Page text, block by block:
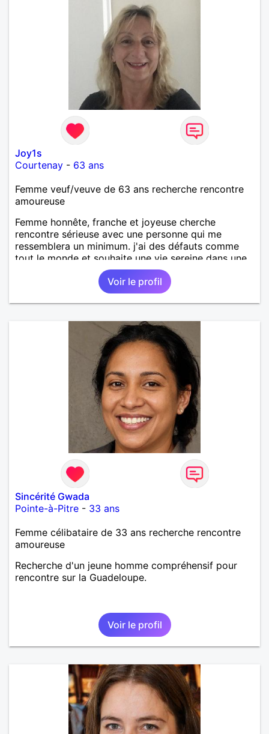
Joy1s
Courtenay - 63 ans
Femme veuf/veuve de 63 ans recherche rencontre
amoureuse
Femme honnête, franche et joyeuse cherche
rencontre sérieuse avec une personne qui me
ressemblera un minimum. j'ai des défauts comme
tout le monde et souhaite une vie sereine dans une
relation sur du long terme.
Voir le profil
Sincérité Gwada
Pointe-à-Pitre - 33 ans
Femme célibataire de 33 ans recherche rencontre
amoureuse
Recherche d'un jeune homme compréhensif pour
rencontre sur la Guadeloupe.
Voir le profil